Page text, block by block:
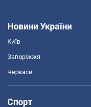
Новини України
Київ
Запоріжжя
Черкаси
Спорт